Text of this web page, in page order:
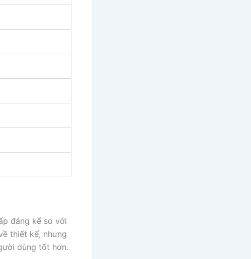
đáng kể so với
thiết kế, nhưng
dùng tốt hơn.